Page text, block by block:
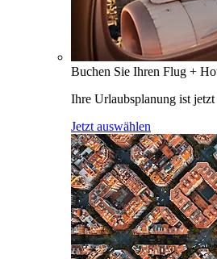
Buchen Sie Ihren Flug +
Ihre Urlaubsplanung ist
Jetzt auswählen